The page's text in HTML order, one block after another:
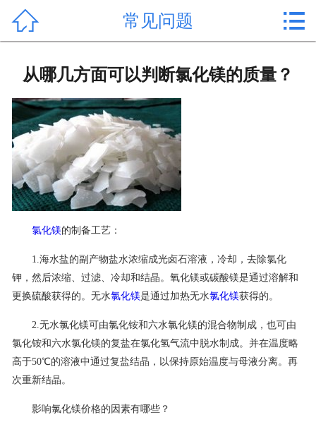
联系我们
 常见问题 
从哪几方面可以判断氯化镁的质量？
氯化镁的制备工艺：
1.海水盐的副产物盐水浓缩成光卤石溶液，冷却，去除氯化
钾，然后浓缩、过滤、冷却和结晶。氧化镁或碳酸镁是通过溶解和
更换硫酸获得的。无水氯化镁是通过加热无水氯化镁获得的。
2.无水氯化镁可由氯化铵和六水氯化镁的混合物制成，也可由
氯化铵和六水氯化镁的复盐在氯化氢气流中脱水制成。并在温度略
高于50℃的溶液中通过复盐结晶，以保持原始温度与母液分离。再
次重新结晶。
影响氯化镁价格的因素有哪些？